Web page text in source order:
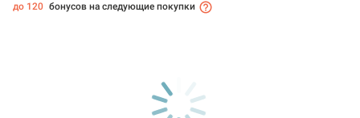
до 120 бонусов на следующие покупки